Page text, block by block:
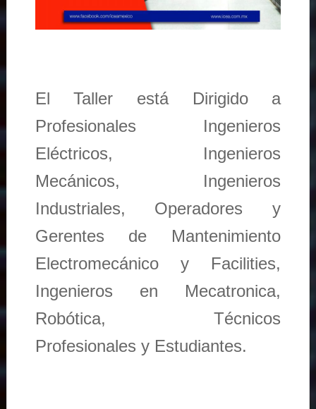
El Taller está Dirigido a
Profesionales Ingenieros
Eléctricos, Ingenieros
Mecánicos, Ingenieros
Industriales, Operadores y
Gerentes de Mantenimiento
Electromecánico y Facilities,
Ingenieros en Mecatronica,
Robótica, Técnicos
Profesionales y Estudiantes.